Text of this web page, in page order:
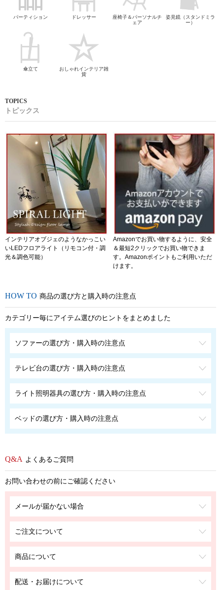
パーティション ドレッサー
座椅子＆パーソナルチ
ェア
姿見鏡（スタンドミラ
ー）
傘立て
おしゃれインテリア雑
貨
トピックス
インテリアオブジェのようなかっこい
いLEDフロアライト（リモコン付・調
光＆調色可能）
Amazonでお買い物するように、安全
＆最短2クリックでお買い物できま
す。Amazonポイントもご利用いただ
けます。
商品の選び方と購入時の注意点
カテゴリー毎にアイテム選びのヒントをまとめました
ソファーの選び方・購入時の注意点
テレビ台の選び方・購入時の注意点
ライト照明器具の選び方・購入時の注意点
ベッドの選び方・購入時の注意点
よくあるご質問
お問い合わせの前にご確認ください
メールが届かない場合
ご注文について
商品について
配送・お届けについて